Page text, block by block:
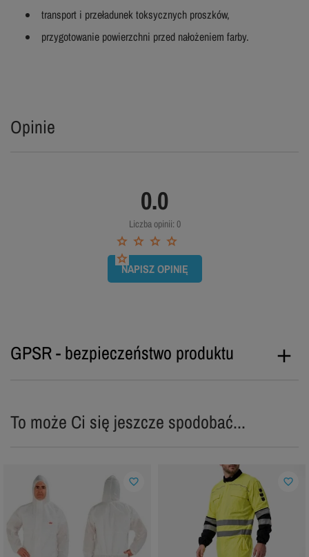
transport i przeładunek toksycznych proszków,
przygotowanie powierzchni przed nałożeniem farby.
Opinie
0.0
Liczba opinii: 0
NAPISZ OPINIĘ
GPSR - bezpieczeństwo produktu
To może Ci się jeszcze spodobać...
favorite_border favorite_border